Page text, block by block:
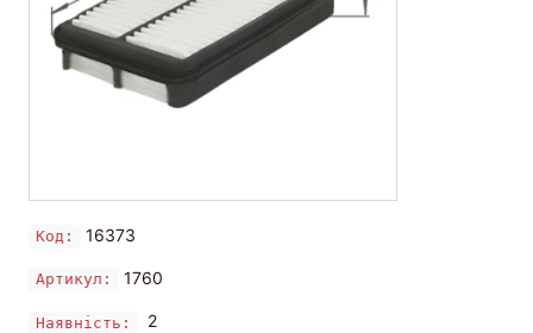
Код: 16373
Артикул: 1760
Наявність: 2